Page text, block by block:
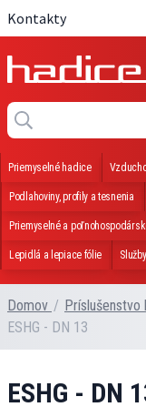
Kontakty
Priemyselné hadice
Podlahoviny, profily a tesnenia
Priemyselné a
Lepidlá a lepiace fólie Služby
Domov / Príslušenstvo
ESHG - DN 13
ESHG - DN